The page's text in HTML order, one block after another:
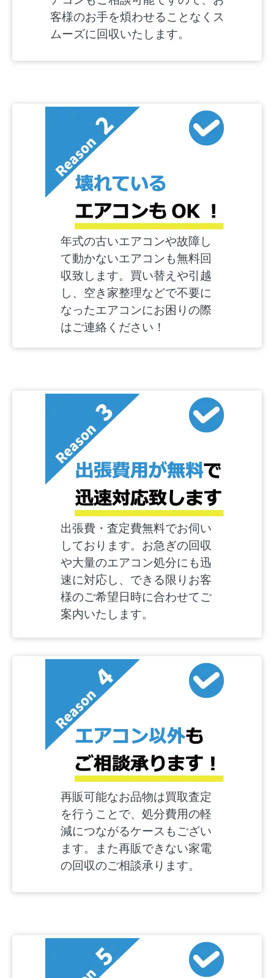
客様のお手を煩わせることなくス
ムーズに回収いたします。
年式の古いエアコンや故障し
て動かないエアコンも無料回
収致します。買い替えや引越
し、空き家整理などで不要に
なったエアコンにお困りの際
はご連絡ください！
出張費・査定費無料でお伺い
しております。お急ぎの回収
や大量のエアコン処分にも迅
速に対応し、できる限りお客
様のご希望日時に合わせてご
案内いたします。
再販可能なお品物は買取査定
を行うことで、処分費用の軽
減につながるケースもござい
ます。また再販できない家電
の回収のご相談承ります。